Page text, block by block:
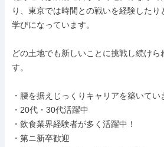
り、東京では時間との戦いを経験した
学びになっています。
どの土地でも新しいことに挑戦し続けら
す。
・腰を据えじっくりキャリアを築いてい
・20代・30代活躍中
・飲食業界経験者が多く活躍中！
・第ニ新卒歓迎